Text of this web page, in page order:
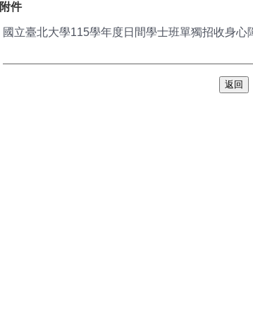
附件
國立臺北大學115學年度日間學士班單獨招收身心
返回